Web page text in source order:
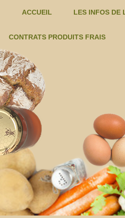
ACCUEIL
LES INFOS DE
EXEMPLES
CONTRATS PRODUITS FRAIS
CHAMPIGNONS T.BOUREILLE -C
FROMAGE DE CHEVRE – C
FRUITS TERRE DES ALPILLES -C
JUS DE GRENADE ET HUILE
KIWIS FARINES HUILES POIS
CHICHE…. -C
LEGUMES – CONTRATS
OEUFS – EARL BIODELICE -C
AMAP
DE
LA
CRAU